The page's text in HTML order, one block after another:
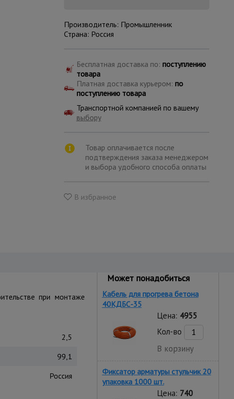
всех
Производитель: Промышленник
Страна: Россия
Бесплатная доставка по: поступлению
товара
Платная доставка курьером: по
поступлению товара
Транспортной компанией по вашему
выбору
Товар оплачивается после
подтверждения заказа менеджером
и выбора удобного способа оплаты
В избранное
при монтаже
2,5
99,1
Россия
Может понадобиться
Кабель для прогрева бетона
40КДБС-35
Цена: 4955
Кол-во
В корзину
Фиксатор арматуры стульчик 20
упаковка 1000 шт.
Цена: 740